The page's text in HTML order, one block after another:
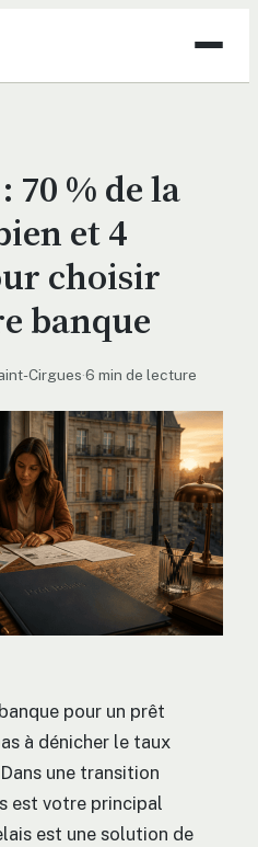
70 % de la
et 4
choisir
banque
Cirgues·6 min de lecture
pour un prêt
à dénicher le taux
une transition
est votre principal
est une solution de